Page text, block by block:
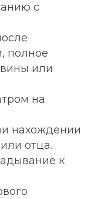
с
полное
или
на
нахождении
отца.
к